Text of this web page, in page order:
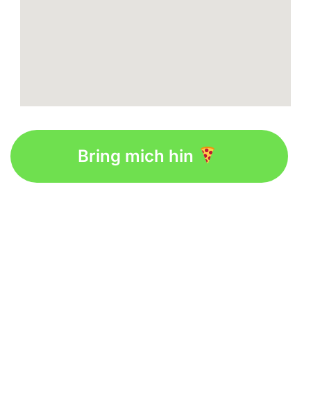
Bring mich hin